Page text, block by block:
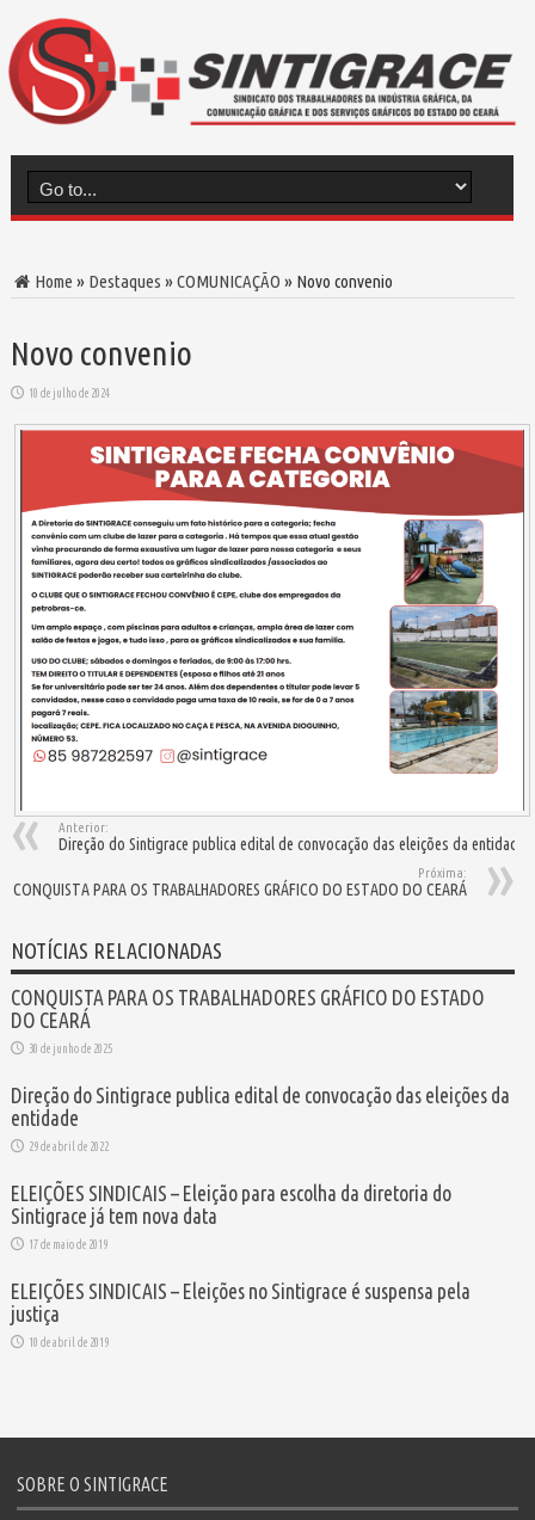
Home » Destaques »COMUNICAÇÃO » Novo convenio
Novo convenio
10 de julho de 2024
Anterior:
Direção do Sintigrace publica edital de convocação das eleições da entidade
Próxima:
CONQUISTA PARA OS TRABALHADORES GRÁFICO DO ESTADO DO CEARÁ
NOTÍCIAS RELACIONADAS
CONQUISTA PARA OS TRABALHADORES GRÁFICO DO ESTADO
DO CEARÁ
30 de junho de 2025
Direção do Sintigrace publica edital de convocação das eleições da
entidade
29 de abril de 2022
ELEIÇÕES SINDICAIS – Eleição para escolha da diretoria do
Sintigrace já tem nova data
17 de maio de 2019
ELEIÇÕES SINDICAIS – Eleições no Sintigrace é suspensa pela
justiça
10 de abril de 2019
SOBRE O SINTIGRACE